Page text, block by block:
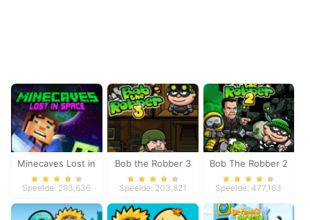
Minecaves Lost in
Space
Speelde: 293,636
Bob the Robber 3
Speelde: 203,821
Bob The Robber 2
Speelde: 477,163